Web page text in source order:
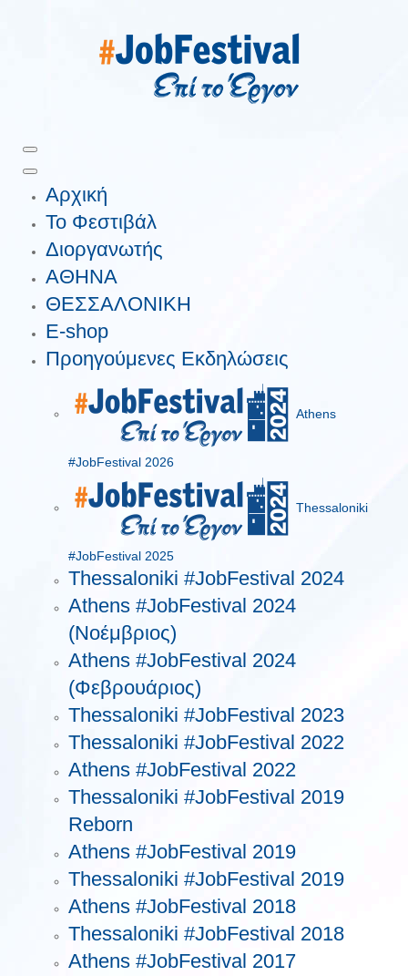
Αρχική
Το Φεστιβάλ
Διοργανωτής
ΑΘΗΝΑ
ΘΕΣΣΑΛΟΝΙΚΗ
E-shop
Προηγούμενες Εκδηλώσεις
Athens
#JobFestival 2026
Thessaloniki
#JobFestival 2025
Thessaloniki #JobFestival 2024
Athens #JobFestival 2024
(Νοέμβριος)
Athens #JobFestival 2024
(Φεβρουάριος)
Thessaloniki #JobFestival 2023
Thessaloniki #JobFestival 2022
Athens #JobFestival 2022
Thessaloniki #JobFestival 2019
Reborn
Athens #JobFestival 2019
Thessaloniki #JobFestival 2019
Athens #JobFestival 2018
Thessaloniki #JobFestival 2018
Athens #JobFestival 2017